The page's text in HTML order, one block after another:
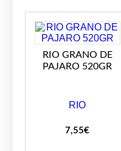
RIO GRANO DE
PAJARO 520GR
RIO
7,55€